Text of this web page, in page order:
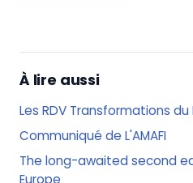
À lire aussi
Les RDV Transformations du
Communiqué de L'AMAFI
The long-awaited second
Europe